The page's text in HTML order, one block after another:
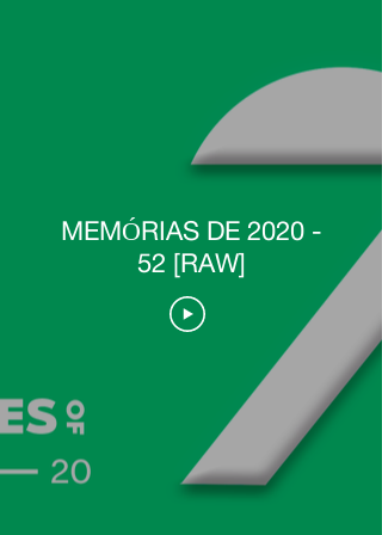
MEMÓRIAS DE 2020 -
52 [RAW]